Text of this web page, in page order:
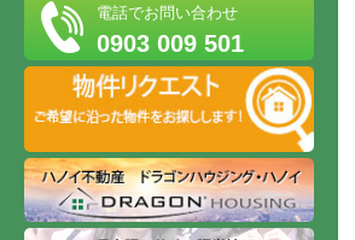
電話でお問い合わせ
0903 009 501